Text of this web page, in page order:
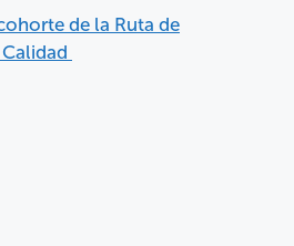
de la Ruta de